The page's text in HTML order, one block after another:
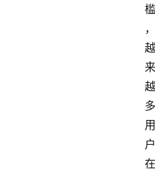
槛
，
越
来
越
多
用
户
在